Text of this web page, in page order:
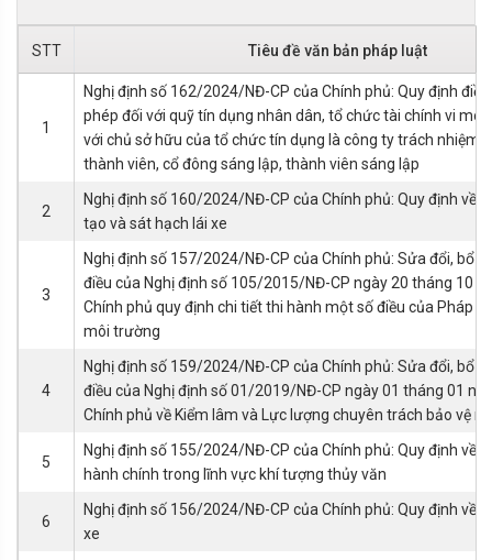
STT Tiêu đề văn bản pháp luật
1
Nghị định số 162/2024/NĐ-CP của Chính phủ: Quy định
phép đối với quỹ tín dụng nhân dân, tổ chức tài chính vi mô
với chủ sở hữu của tổ chức tín dụng là công ty trách nhiệm
thành viên, cổ đông sáng lập, thành viên sáng lập
2
Nghị định số 160/2024/NĐ-CP của Chính phủ: Quy định về
tạo và sát hạch lái xe
3
Nghị định số 157/2024/NĐ-CP của Chính phủ: Sửa đổi, bổ
điều của Nghị định số 105/2015/NĐ-CP ngày 20 tháng 10
Chính phủ quy định chi tiết thi hành một số điều của Pháp
môi trường
4
Nghị định số 159/2024/NĐ-CP của Chính phủ: Sửa đổi, bổ
điều của Nghị định số 01/2019/NĐ-CP ngày 01 tháng 01
Chính phủ về Kiểm lâm và Lực lượng chuyên trách bảo vệ
5
Nghị định số 155/2024/NĐ-CP của Chính phủ: Quy định về
hành chính trong lĩnh vực khí tượng thủy văn
6
Nghị định số 156/2024/NĐ-CP của Chính phủ: Quy định về
xe